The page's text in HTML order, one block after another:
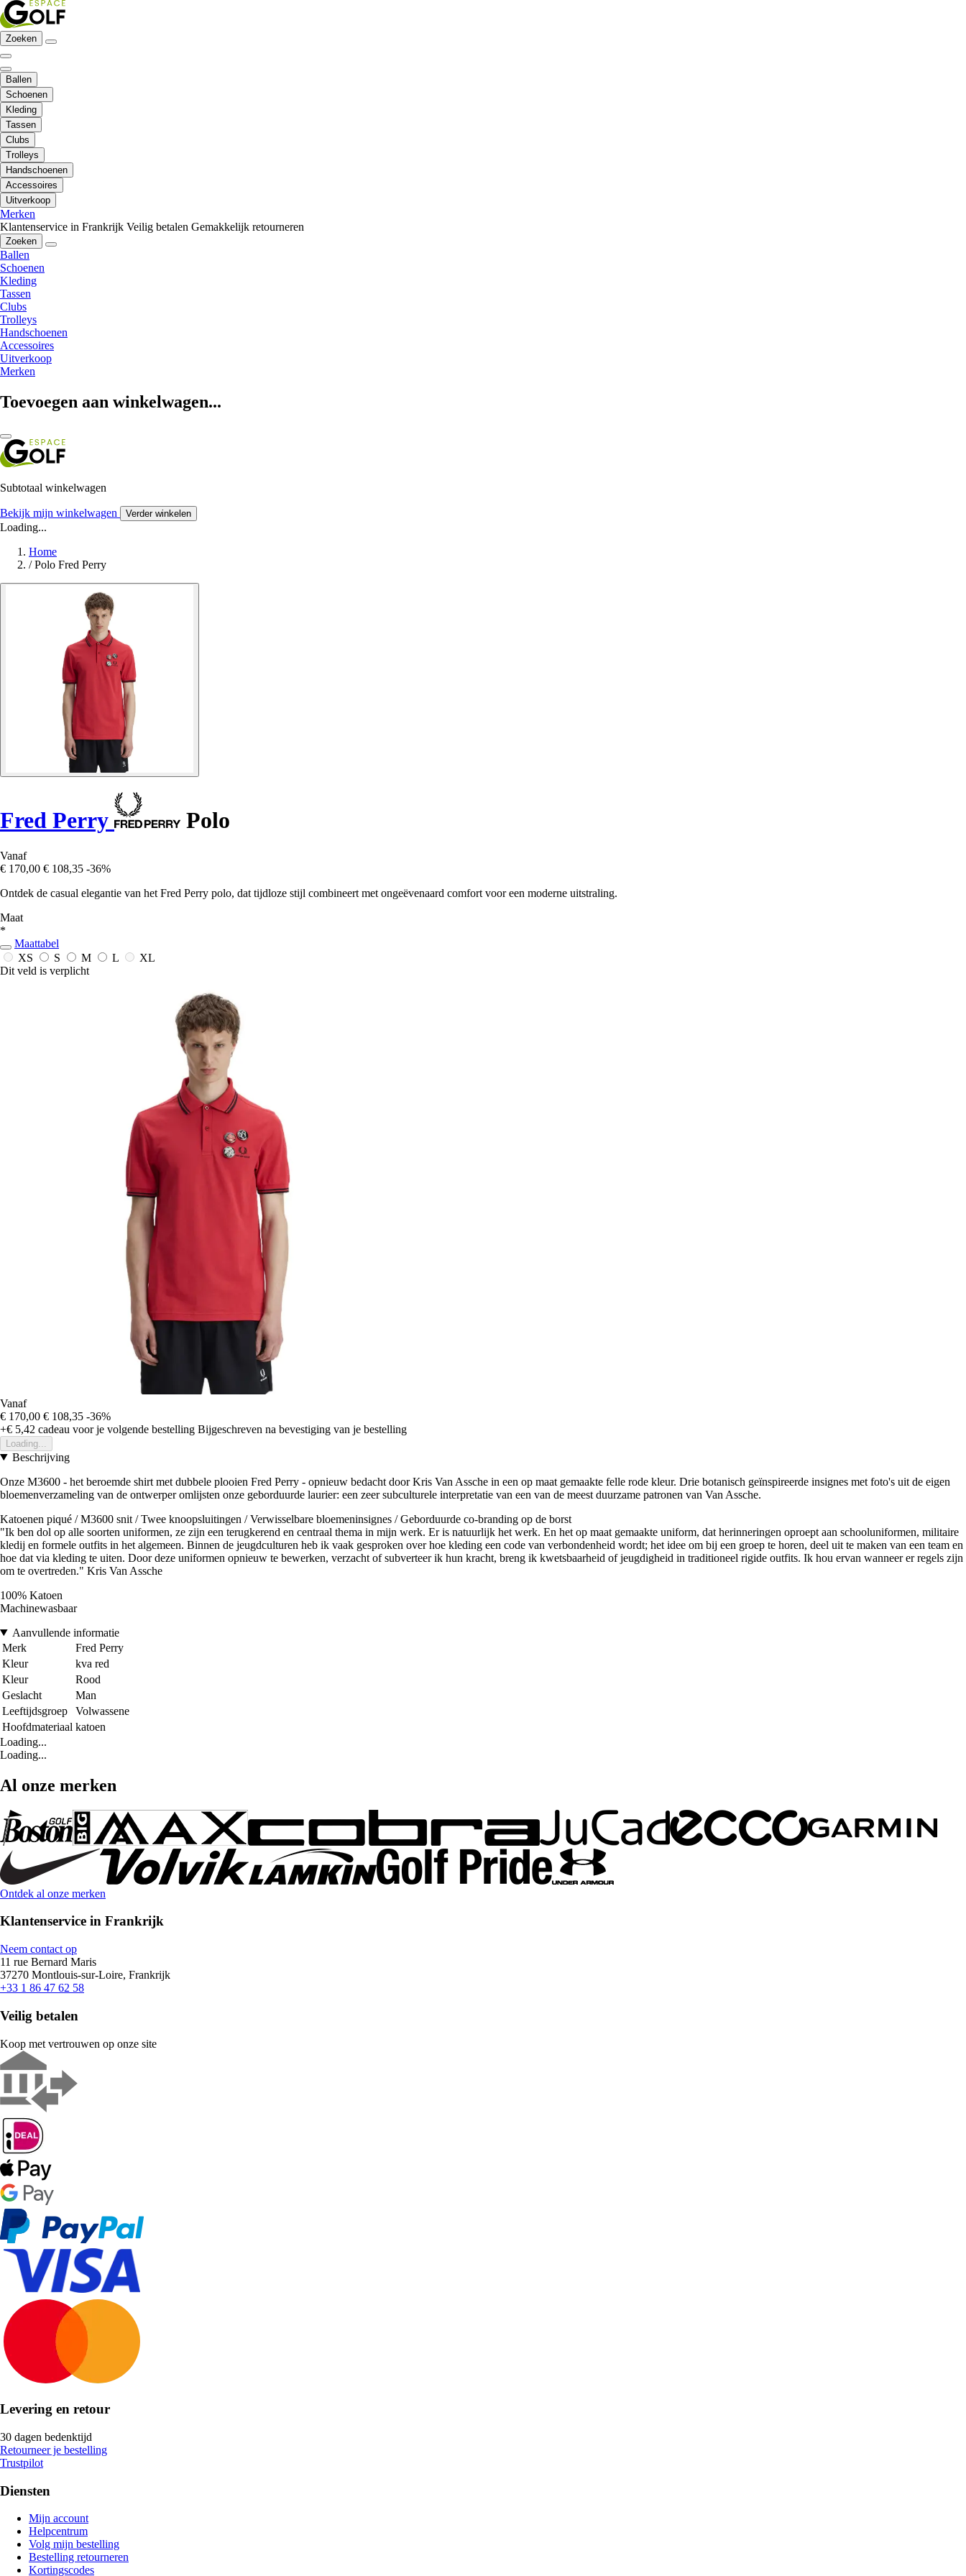
Zoeken
Ballen
Schoenen
Kleding
Tassen
Clubs
Trolleys
Handschoenen
Accessoires
Uitverkoop
Merken
Klantenservice in Frankrijk Veilig betalen Gemakkelijk retourneren
Zoeken
Ballen
Schoenen
Kleding
Tassen
Clubs
Trolleys
Handschoenen
Accessoires
Uitverkoop
Merken
Toevoegen aan winkelwagen...
Subtotaal winkelwagen
Bekijk mijn winkelwagen Verder winkelen
Loading...
Home
/ Polo Fred Perry
Fred Perry Polo
Vanaf
€ 170,00 € 108,35 -36%
Ontdek de casual elegantie van het Fred Perry polo, dat tijdloze stijl combineert met ongeëvenaard comfort voor een moderne uitstraling.
Maat
*
Maattabel
XS
S M L
XL
Dit veld is verplicht
Vanaf
€ 170,00 € 108,35 -36%
+€ 5,42 cadeau voor je volgende bestelling Bijgeschreven na bevestiging van je bestelling
Loading...
Beschrijving
Onze M3600 - het beroemde shirt met dubbele plooien Fred Perry - opnieuw bedacht door Kris Van Assche in een op maat gemaakte felle rode kleur. Drie botanisch geïnspireerde insignes met foto's uit de eigen
bloemenverzameling van de ontwerper omlijsten onze geborduurde laurier: een zeer subculturele interpretatie van een van de meest duurzame patronen van Van Assche.
Katoenen piqué / M3600 snit / Twee knoopsluitingen / Verwisselbare bloemeninsignes / Geborduurde co-branding op de borst
"Ik ben dol op alle soorten uniformen, ze zijn een terugkerend en centraal thema in mijn werk. Er is natuurlijk het werk. En het op maat gemaakte uniform, dat herinneringen oproept aan schooluniformen, militaire
kledij en formele outfits in het algemeen. Binnen de jeugdculturen heb ik vaak gesproken over hoe kleding een code van verbondenheid wordt; het idee om bij een groep te horen, deel uit te maken van een team en
hoe dat via kleding te uiten. Door deze uniformen opnieuw te bewerken, verzacht of subverteer ik hun kracht, breng ik kwetsbaarheid of jeugdigheid in traditioneel rigide outfits. Ik hou ervan wanneer er regels zijn
om te overtreden." Kris Van Assche
100% Katoen
Machinewasbaar
Aanvullende informatie
Merk
Fred Perry
Kleur
kva red
Kleur
Rood
Geslacht
Man
Leeftijdsgroep
Volwassene
Hoofdmateriaal katoen
Loading...
Loading...
Al onze merken
Ontdek al onze merken
Klantenservice in Frankrijk
Neem contact op
11 rue Bernard Maris
37270 Montlouis-sur-Loire, Frankrijk
+33 1 86 47 62 58
Veilig betalen
Koop met vertrouwen op onze site
Levering en retour
30 dagen bedenktijd
Retourneer je bestelling
Trustpilot
Diensten
Mijn account
Helpcentrum
Volg mijn bestelling
Bestelling retourneren
Kortingscodes